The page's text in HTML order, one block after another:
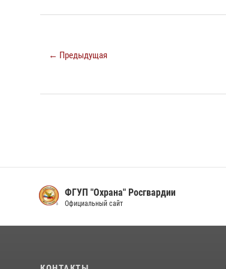
← Предыдущая
ФГУП "Охрана" Росгвардии
Официальный сайт